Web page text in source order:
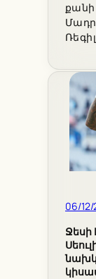
06/12/
Ջեսի